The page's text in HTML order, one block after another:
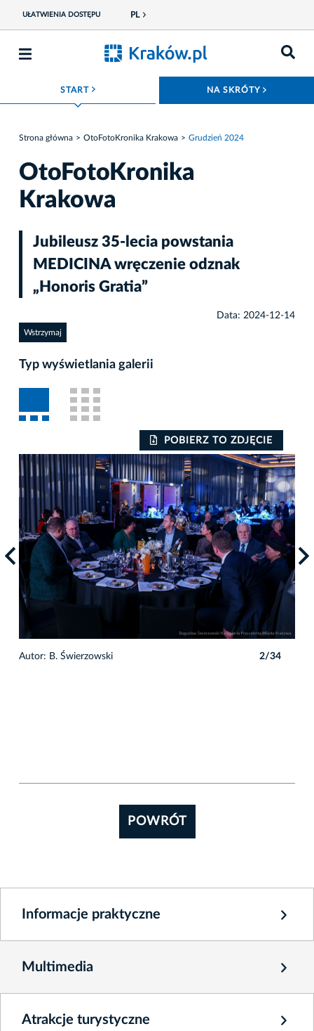
UŁATWIENIA DOSTĘPU PL
START ROZWIŃ MENU NA SKRÓTY
Strona główna OtoFotoKronika Krakowa Grudzień 2024
OtoFotoKronika
Krakowa
Jubileusz 35-lecia powstania
MEDICINA wręczenie odznak
„Honoris Gratia”
Data: 2024-12-14
Wstrzymaj
Typ wyświetlania galerii
POBIERZ TO ZDJĘCIE
Autor: B. Świerzowski 2/34
POWRÓT
Informacje praktyczne
Multimedia
Atrakcje turystyczne